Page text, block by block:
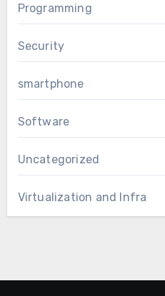
Programming
Security
smartphone
Software
Uncategorized
Virtualization and Infra